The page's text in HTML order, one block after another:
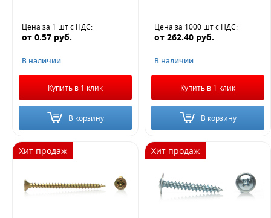
Цена за 1 штс НДС:
от 0.57 руб.
В наличии
Купить в 1 клик
В корзину
Цена за 1000 штс НДС:
от 262.40 руб.
В наличии
Купить в 1 клик
В корзину
Хит продаж Хит продаж